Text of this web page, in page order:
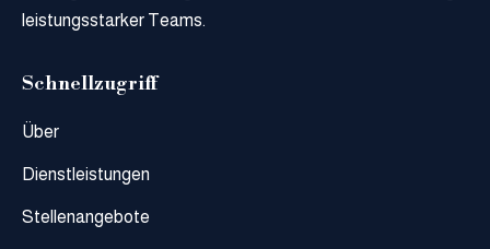
leistungsstarker Teams.
Schnellzugriff
Über
Dienstleistungen
Stellenangebote